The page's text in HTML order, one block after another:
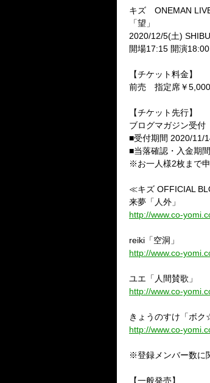
キズ ONEMAN
「望」
2020/12/5(土)
開場17:15 開演18:00
【チケット料金】
前売 指定席￥
【チケット先行】
ブログマガジン受付
■受付期間 2020/11/
■当落確認・入金期間
※お一人様2枚まで
≪キズ OFFICIAL
来夢「人外」
http://www.co-
reiki 「空洞」
http://www.co-
ユエ「人間賛歌」
http://www.co-
きょうのすけ「ボク
http://www.co-
※登録メンバー数に
【一般発売】